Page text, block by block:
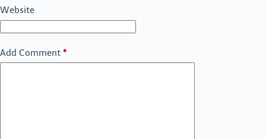
Website
Add Comment *